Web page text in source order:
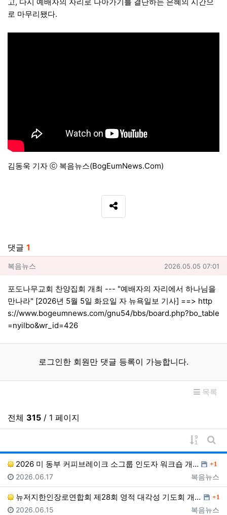
고, 다시 예배자의 자리로 나아가기를 결단하는 은혜의 시간으
로 마무리됐다.
김동욱 기자 ⓒ 복음뉴스(BogEumNews.Com)
SNS 공유
댓글 1
복음뉴스님의 댓글
복음뉴스 작성일
2026.05.05 07:01
포도나무교회 찬양집회 개최 --- "예배자의 자리에서 하나님을
만나라" [2026년 5월 5일 화요일 자 뉴욕일보 기사] ==> http
s://www.bogeumnews.com/gnu54/bbs/board.php?bo_table
=nyilbo&wr_id=426
로그인한 회원만 댓글 등록이 가능합니다.
목록
전체 315 / 1 페이지
게시물
게
2026 미 동부 커피브레이크 소그룹 인도자 워크숍 개…
댓글
1
등록자
복음뉴스
등록일
2026.06.17
뉴저지한인장로연합회 제28회 영적 대각성 기도회 개최…… 댓글
1
등록자
복음뉴스
등록일
2026.06.15